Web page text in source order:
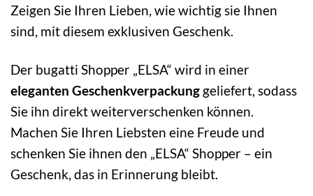
Zeigen Sie Ihren Lieben, wie wichtig sie Ihnen
sind, mit diesem exklusiven Geschenk.
Der bugatti Shopper „ELSA“ wird in einer
eleganten Geschenkverpackung geliefert, sodass
Sie ihn direkt weiterverschenken können.
Machen Sie Ihren Liebsten eine Freude und
schenken Sie ihnen den „ELSA“ Shopper – ein
Geschenk, das in Erinnerung bleibt.